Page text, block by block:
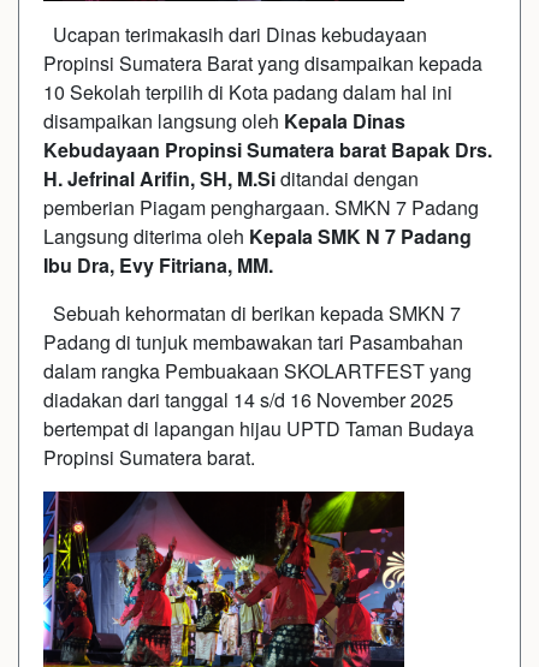
Ucapan terimakasih dari Dinas kebudayaan
Propinsi Sumatera Barat yang disampaikan kepada
10 Sekolah terpilih di Kota padang dalam hal ini
disampaikan langsung oleh Kepala Dinas
Kebudayaan Propinsi Sumatera barat Bapak Drs.
H. Jefrinal Arifin, SH, M.Siditandai dengan
pemberian Piagam penghargaan. SMKN 7 Padang
Langsung diterima oleh Kepala SMK N 7 Padang
Ibu Dra, Evy Fitriana, MM.
Sebuah kehormatan di berikan kepada SMKN 7
Padang di tunjuk membawakan tari Pasambahan
dalam rangka Pembuakaan SKOLARTFEST yang
diadakan dari tanggal 14 s/d 16 November 2025
bertempat di lapangan hijau UPTD Taman Budaya
Propinsi Sumatera barat.